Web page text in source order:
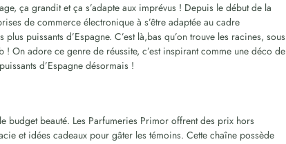
ça grandit et ça s’adapte aux imprévus ! Depuis le début de la
de commerce électronique à s’être adaptée au cadre
puissants d’Espagne. C’est là,bas qu’on trouve les racines, sous
On adore ce genre de réussite, c’est inspirant comme une déco de
d’Espagne désormais !
beauté. Les Parfumeries Primor offrent des prix hors
et idées cadeaux pour gâter les témoins. Cette chaîne possède